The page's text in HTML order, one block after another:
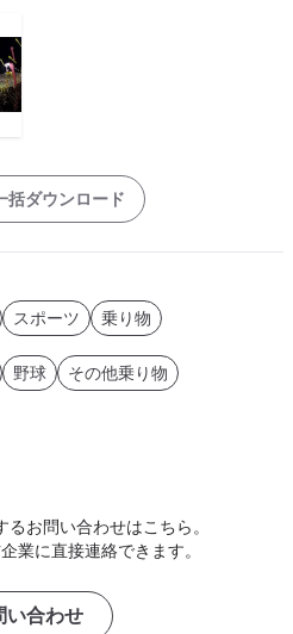
括ダウンロード
スポーツ 乗り物
野球 その他乗り物
お問い合わせはこちら。
業に直接連絡できます。
い合わせ